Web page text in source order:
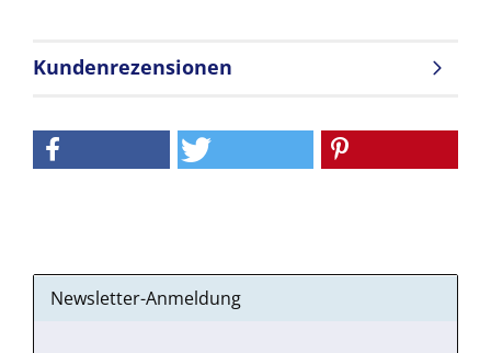
Kundenrezensionen
Newsletter-Anmeldung